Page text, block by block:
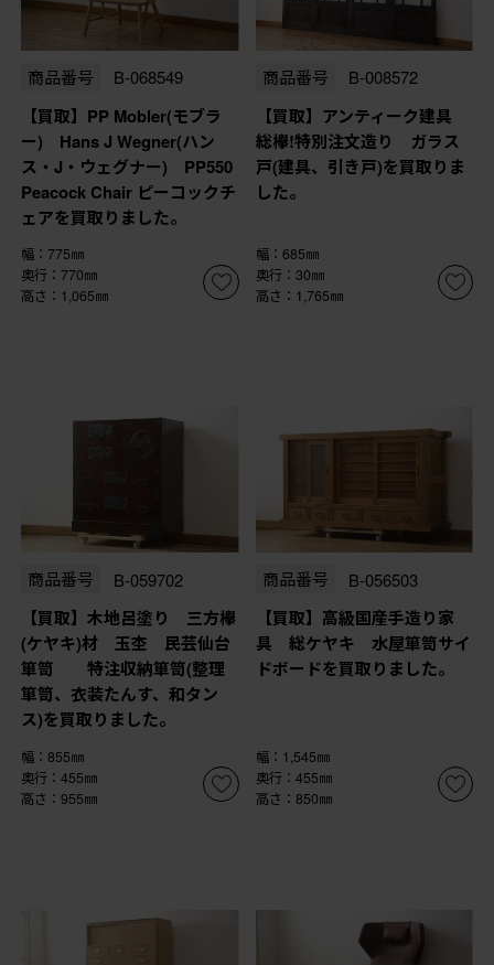
商品番号 B-068549
【買取】PP Mobler(モブラ
ー) Hans J Wegner(ハン
ス・J・ウェグナー) PP550
Peacock Chair ピーコックチ
ェアを買取りました。
幅：775㎜
奥行：770㎜
高さ：1,065㎜
商品番号 B-008572
【買取】アンティーク建具
総欅!特別注文造り ガラス
戸(建具、引き戸)を買取りま
した。
幅：685㎜
奥行：30㎜
高さ：1,765㎜
商品番号 B-059702
【買取】木地呂塗り 三方欅
(ケヤキ)材 玉杢 民芸仙台
箪笥 特注収納箪笥(整理
箪笥、衣装たんす、和タン
ス)を買取りました。
幅：855㎜
奥行：455㎜
高さ：955㎜
商品番号 B-056503
【買取】高級国産手造り家
具 総ケヤキ 水屋箪笥サイ
ドボードを買取りました。
幅：1,545㎜
奥行：455㎜
高さ：850㎜